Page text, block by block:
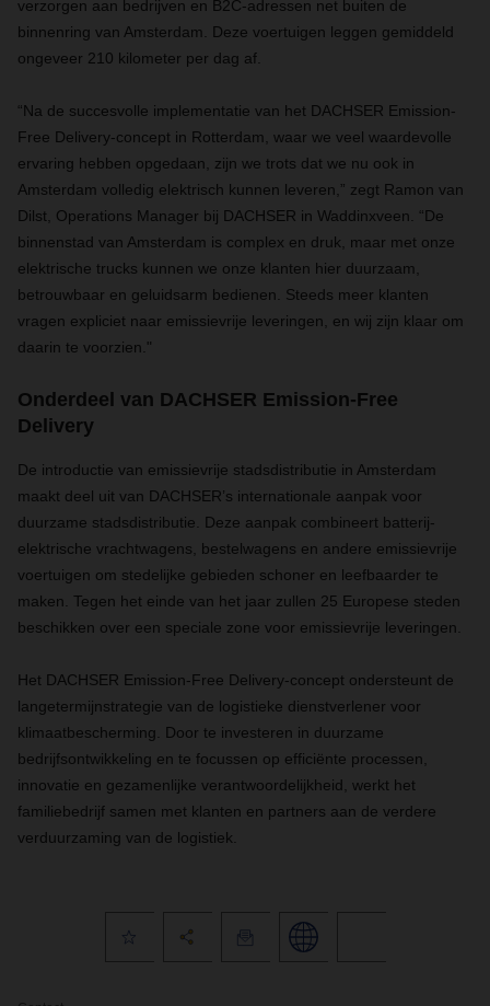
verzorgen aan bedrijven en B2C-adressen net buiten de
binnenring van Amsterdam. Deze voertuigen leggen gemiddeld
ongeveer 210 kilometer per dag af.
“Na de succesvolle implementatie van het DACHSER Emission-
Free Delivery-concept in Rotterdam, waar we veel waardevolle
ervaring hebben opgedaan, zijn we trots dat we nu ook in
Amsterdam volledig elektrisch kunnen leveren,” zegt Ramon van
Dilst, Operations Manager bij DACHSER in Waddinxveen. “De
binnenstad van Amsterdam is complex en druk, maar met onze
elektrische trucks kunnen we onze klanten hier duurzaam,
betrouwbaar en geluidsarm bedienen. Steeds meer klanten
vragen expliciet naar emissievrije leveringen, en wij zijn klaar om
daarin te voorzien."
Onderdeel van DACHSER Emission-Free
Delivery
De introductie van emissievrije stadsdistributie in Amsterdam
maakt deel uit van DACHSER’s internationale aanpak voor
duurzame stadsdistributie. Deze aanpak combineert batterij-
elektrische vrachtwagens, bestelwagens en andere emissievrije
voertuigen om stedelijke gebieden schoner en leefbaarder te
maken. Tegen het einde van het jaar zullen 25 Europese steden
beschikken over een speciale zone voor emissievrije leveringen.
Het DACHSER Emission-Free Delivery-concept ondersteunt de
langetermijnstrategie van de logistieke dienstverlener voor
klimaatbescherming. Door te investeren in duurzame
bedrijfsontwikkeling en te focussen op efficiënte processen,
innovatie en gezamenlijke verantwoordelijkheid, werkt het
familiebedrijf samen met klanten en partners aan de verdere
verduurzaming van de logistiek.